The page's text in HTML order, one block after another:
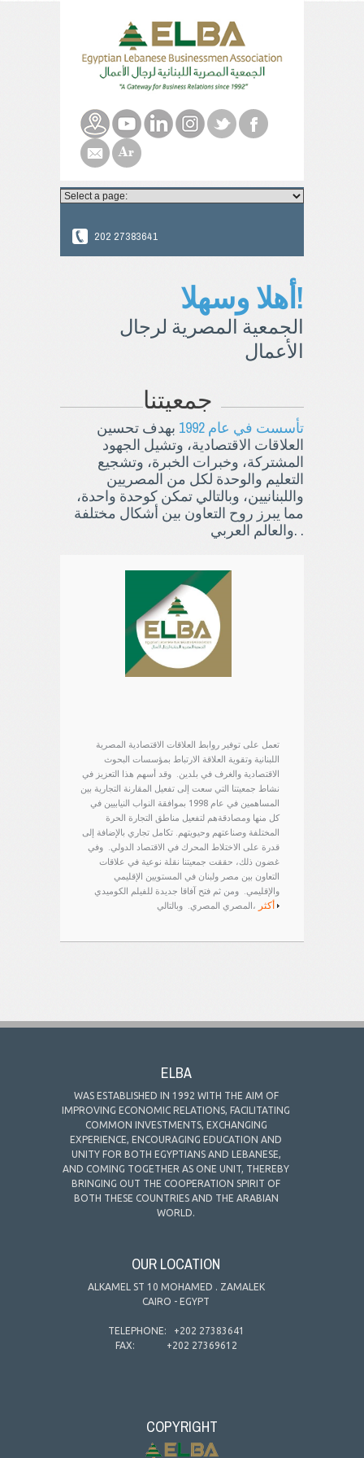
202 27383641
أهلا وسهلا!
الجمعية المصرية لرجال
الأعمال
جمعيتنا
تأسست في عام 1992
بهدف تحسين
العلاقات الاقتصادية، وتشيل الجهود
المشتركة، وخبرات الخبرة، وتشجيع
التعليم والوحدة لكل من المصريين
واللبنانيين، وبالتالي تمكن كوحدة واحدة،
مما يبرز روح التعاون بين أشكال مختلفة
والعالم العربي. .
تعمل على توفير روابط العلاقات الاقتصادية المصرية
اللبنانية وتقوية العلاقة الارتباط بمؤسسات البحوث
الاقتصادية والغرف في بلدين. وقد أسهم هذا التعزيز في
نشاط جمعيتنا التي سعت إلى تفعيل المقارنة التجارية بين
المساهمين في عام 1998 بموافقة النواب النيابيين في
كل منها ومصادقةهم لتفعيل مناطق التجارة الحرة
المختلفة وصناعتهم وحيويتهم. تكامل تجاري بالإضافة إلى
قدرة على الاختلاط المحرك في الاقتصاد الدولي. وفي
غضون ذلك، حققت جمعيتنا نقلة نوعية في علاقات
التعاون بين مصر ولبنان في المستويين الإقليمي
والإقليمي. ومن ثم فتح آفاقا جديدة للفيلم الكوميدي
المصري المصري.وبالتالي، أكثر
ELBA
WAS ESTABLISHED IN 1992 WITH THE AIM OF
IMPROVING ECONOMIC RELATIONS, FACILITATING
COMMON INVESTMENTS, EXCHANGING
EXPERIENCE, ENCOURAGING EDUCATION AND
UNITY FOR BOTH EGYPTIANS AND LEBANESE,
AND COMING TOGETHER AS ONE UNIT, THEREBY
BRINGING OUT THE COOPERATION SPIRIT OF
BOTH THESE COUNTRIES AND THE ARABIAN
WORLD.
OUR LOCATION
ALKAMEL ST 10 MOHAMED . ZAMALEK
CAIRO - EGYPT
TELEPHONE:
+202 27383641
FAX:
+202 27369612
COPYRIGHT